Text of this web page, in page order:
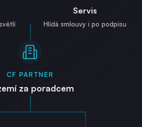
Servis
Hlídá smlouvy i po podpisu
CF PARTNER
za poradcem